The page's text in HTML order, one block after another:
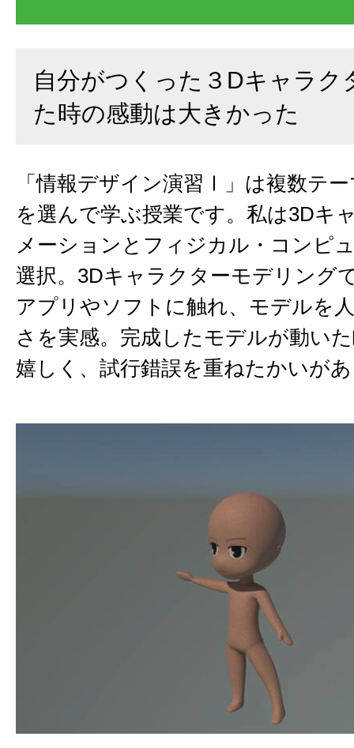
自分がつくった３Dキャラク
た時の感動は大きかった
「情報デザイン演習Ⅰ」は複数テ
を選んで学ぶ授業です。私は3Dキ
メーションとフィジカル・コンピ
選択。3Dキャラクターモデリング
アプリやソフトに触れ、モデルを
さを実感。完成したモデルが動い
嬉しく、試行錯誤を重ねたかいが